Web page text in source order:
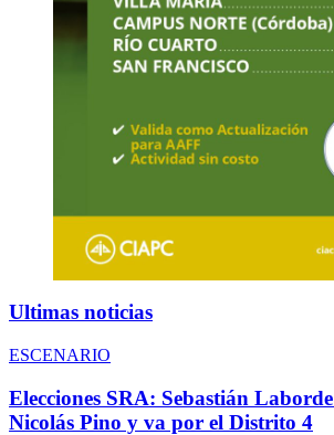
Ultimas noticias
ESCENARIO
Elecciones SRA: Sebastián
Nicolás Pino y va por el Distrito 4